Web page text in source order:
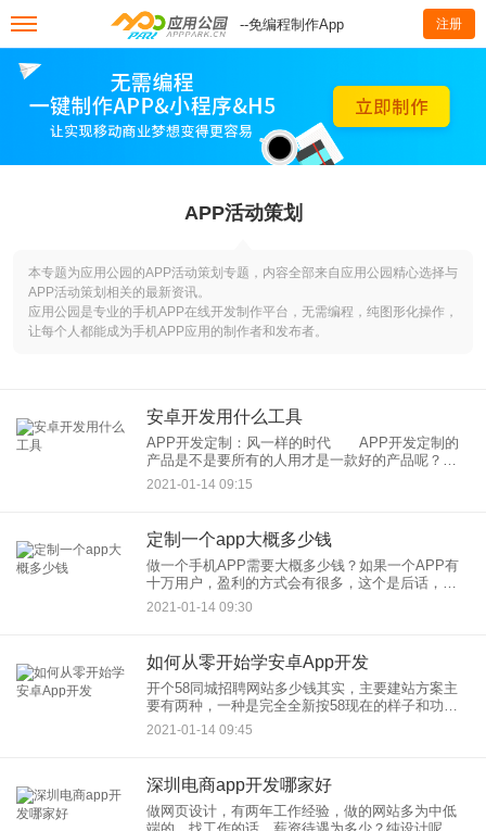
--免编程制作App 注册
APP活动策划
本专题为应用公园的APP活动策划专题，内容全部来自应用公园精心选择与
APP活动策划相关的最新资讯。
应用公园是专业的手机APP在线开发制作平台，无需编程，纯图形化操作，
让每个人都能成为手机APP应用的制作者和发布者。
安卓开发用什么工具
APP开发定制：风一样的时代 APP开发定制的
产品是不是要所有的人用才是一款好的产品呢？陌
陌。在一次大学生调查中就已经显示了，因此并不
是说APP开发定制公司的产品要所有人都在用才是
2021-01-14 09:15
定制一个app大概多少钱
做一个手机APP需要大概多少钱？如果一个APP有
十万用户，盈利的方式会有很多，这个是后话，不
过你在做APP之前较好先要有个大概的思路和方
式。现在很多个人或者企业没有开发技术，都是通
2021-01-14 09:30
如何从零开始学安卓App开发
开个58同城招聘网站多少钱其实，主要建站方案主
要有两种，一种是完全全新按58现在的样子和功能
来开发(这种用很保守的估算没几十万上下是做不来
的)，另一种是部分模仿来制作,这种看实际具体需求
2021-01-14 09:45
深圳电商app开发哪家好
做网页设计，有两年工作经验，做的网站多为中低